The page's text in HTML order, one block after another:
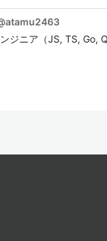
atamu2463
ジニア（JS, TS, Go,